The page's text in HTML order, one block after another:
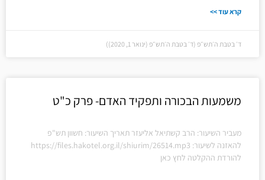
קרא עוד >>
ד׳ בטבת ה׳תש״פ (ד׳ בטבת ה׳תש״פ (ינואר 1, 2020))
משמעות הבכורה ותפקיד האדם- פרק כ"ט
מעביר השיעור: הרב קשתיאל אליעזר תאריך השיעור: חשוון תש"פ
להאזנה לשיעור: https://files.hakotel.org.il/shiurim/26514.mp3
להורדת ההקלטה לחץ כאן